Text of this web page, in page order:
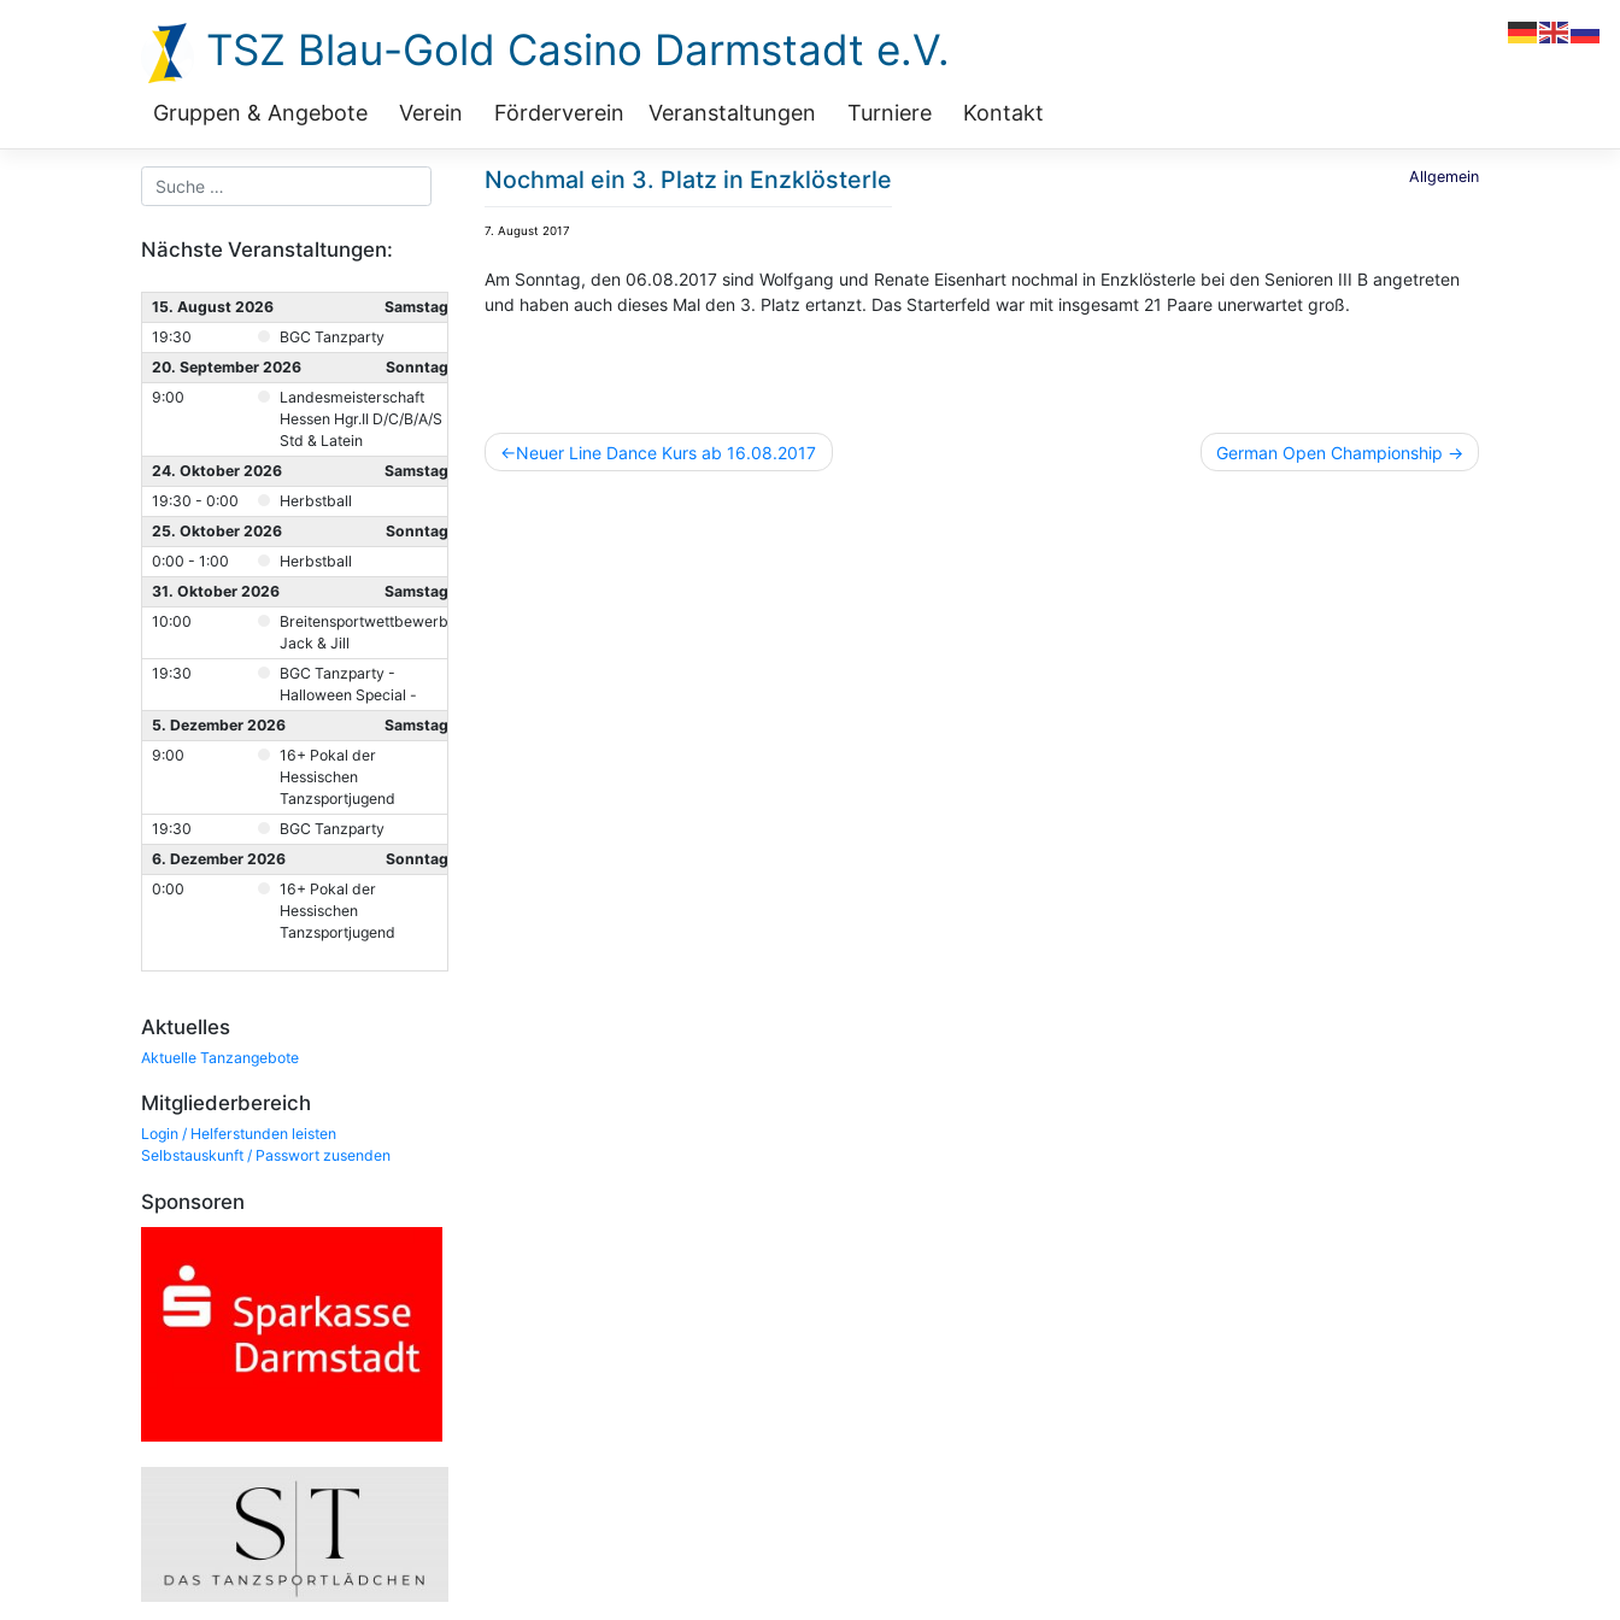
TSZ Blau-Gold Casino Darmstadt e.V.
Gruppen & Angebote Verein Förderverein Veranstaltungen Turniere Kontakt
Nächste Veranstaltungen:
15. August 2026
Samstag
19:30
BGC Tanzparty
20. September 2026
Sonntag
9:00
Landesmeisterschaft
Hessen Hgr.II D/C/B/A/S
Std & Latein
24. Oktober 2026
Samstag
19:30 - 0:00
Herbstball
25. Oktober 2026
Sonntag
0:00 - 1:00
Herbstball
31. Oktober 2026
Samstag
10:00
Breitensportwettbewerb
Jack & Jill
19:30
BGC Tanzparty -
Halloween Special -
5. Dezember 2026
Samstag
9:00
16+ Pokal der
Hessischen
Tanzsportjugend
19:30
BGC Tanzparty
6. Dezember 2026
Sonntag
0:00
16+ Pokal der
Hessischen
Tanzsportjugend
Aktuelles
Aktuelle Tanzangebote
Mitgliederbereich
Login / Helferstunden leisten
Selbstauskunft / Passwort zusenden
Sponsoren
Nochmal ein 3. Platz in Enzklösterle
7. August 2017
Allgemein
Am Sonntag, den 06.08.2017 sind Wolfgang und Renate Eisenhart nochmal in Enzklösterle bei den Senioren III B angetreten
und haben auch dieses Mal den 3. Platz ertanzt. Das Starterfeld war mit insgesamt 21 Paare unerwartet groß.
Beitragsnavigation
Neuer Line Dance Kurs ab 16.08.2017 German Open Championship